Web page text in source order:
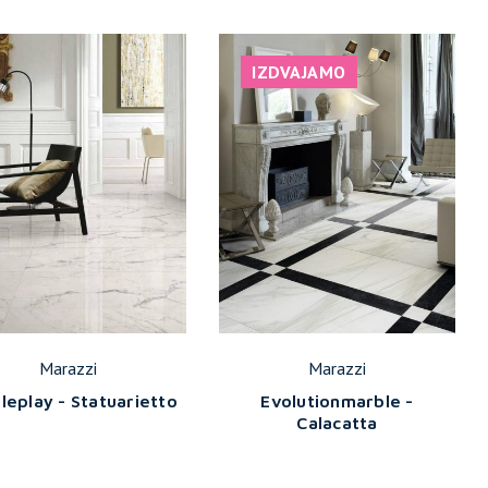
Marazzi
- Statuarietto
IZDVAJAMO
Marazzi
Evolutionmarble -
Calacatta